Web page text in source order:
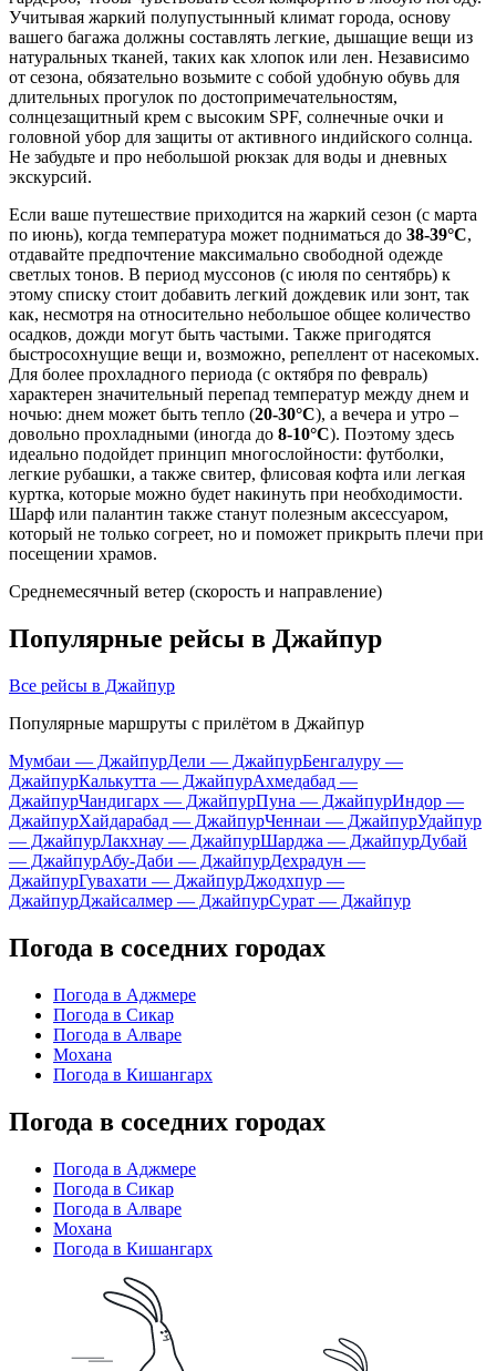
Учитывая жаркий полупустынный климат города, основу
вашего багажа должны составлять легкие, дышащие вещи из
натуральных тканей, таких как хлопок или лен. Независимо
от сезона, обязательно возьмите с собой удобную обувь для
длительных прогулок по достопримечательностям,
солнцезащитный крем с высоким SPF, солнечные очки и
головной убор для защиты от активного индийского солнца.
Не забудьте и про небольшой рюкзак для воды и дневных
экскурсий.
Если ваше путешествие приходится на жаркий сезон (с марта
по июнь), когда температура может подниматься до 38-39°C,
отдавайте предпочтение максимально свободной одежде
светлых тонов. В период муссонов (с июля по сентябрь) к
этому списку стоит добавить легкий дождевик или зонт, так
как, несмотря на относительно небольшое общее количество
осадков, дожди могут быть частыми. Также пригодятся
быстросохнущие вещи и, возможно, репеллент от насекомых.
Для более прохладного периода (с октября по февраль)
характерен значительный перепад температур между днем и
ночью: днем может быть тепло (20-30°C), а вечера и утро –
довольно прохладными (иногда до 8-10°C). Поэтому здесь
идеально подойдет принцип многослойности: футболки,
легкие рубашки, а также свитер, флисовая кофта или легкая
куртка, которые можно будет накинуть при необходимости.
Шарф или палантин также станут полезным аксессуаром,
который не только согреет, но и поможет прикрыть плечи при
посещении храмов.
Среднемесячный ветер (скорость и направление)
Популярные рейсы в Джайпур
Все рейсы в Джайпур
Популярные маршруты с прилётом в Джайпур
Мумбаи — ДжайпурДели — ДжайпурБенгалуру —
ДжайпурКалькутта — ДжайпурАхмедабад —
ДжайпурЧандигарх — ДжайпурПуна — ДжайпурИндор —
ДжайпурХайдарабад — ДжайпурЧеннаи — ДжайпурУдайпур
— ДжайпурЛакхнау — ДжайпурШарджа — ДжайпурДубай
— ДжайпурАбу-Даби — ДжайпурДехрадун —
ДжайпурГувахати — ДжайпурДжодхпур —
ДжайпурДжайсалмер — ДжайпурСурат — Джайпур
Погода в соседних городах
Погода в Аджмере
Погода в Сикар
Погода в Алваре
Мохана
Погода в Кишангарх
Погода в соседних городах
Погода в Аджмере
Погода в Сикар
Погода в Алваре
Мохана
Погода в Кишангарх